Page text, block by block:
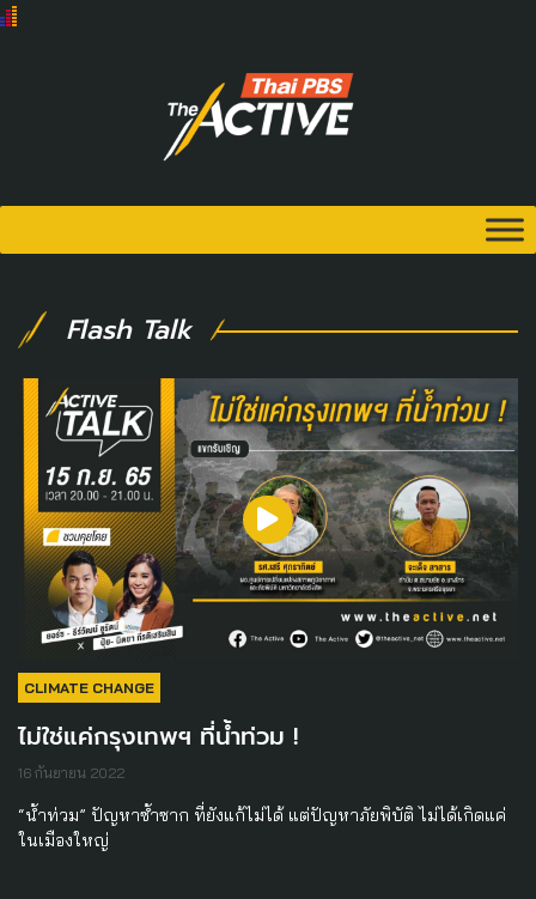
Flash Talk
CLIMATE CHANGE
ไม่ใช่แค่กรุงเทพฯ ที่น้ำท่วม !
16 กันยายน 2022
“น้ำท่วม” ปัญหาซ้ำซาก ที่ยังแก้ไม่ได้ แต่ปัญหาภัยพิบัติ ไม่ได้เกิดแค่
ในเมืองใหญ่